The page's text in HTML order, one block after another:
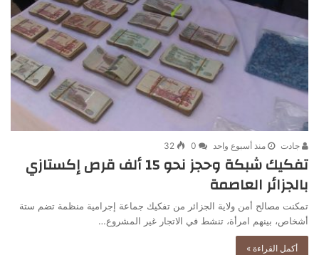
جادت منذ أسبوع واحد 0
32
تفكيك شبكة وحجز نحو 15 ألف قرص إكستازي
بالجزائر العاصمة
تمكنت مصالح أمن ولاية الجزائر من تفكيك جماعة إجرامية منظمة تضم ستة
أشخاص، بينهم امرأة، تنشط في الاتجار غير المشروع…
أكمل القراءة »